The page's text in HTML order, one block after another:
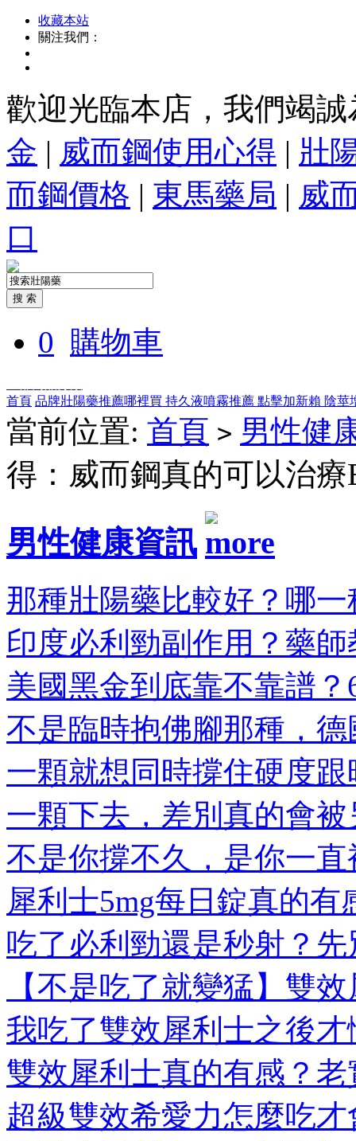
收藏本站
關注我們：
歡迎光臨本店，我們竭
金 | 威而鋼使用心得 | 壯
而鋼價格 | 東馬藥局 | 威
口
0 購物車
首頁 品牌壯陽藥推薦哪裡買 持久液噴霧推薦 點擊加新賴 陰莖
當前位置: 首頁 > 男性健
得：威而鋼真的可以治療
男性健康資訊
那種壯陽藥比較好？哪
印度必利勁副作用？藥
美國黑金到底靠不靠譜？
不是臨時抱佛腳那種，
一顆就想同時撐住硬度
一顆下去，差別真的會
不是你撐不久，是你一
犀利士5mg每日錠真的有
吃了必利勁還是秒射？
【不是吃了就變猛】雙
我吃了雙效犀利士之後
雙效犀利士真的有感？
超級雙效希愛力怎麼吃